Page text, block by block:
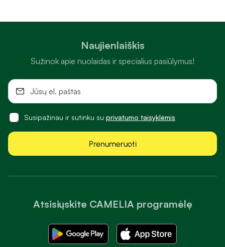
Atsisiųskite CAMELIA programėlę
Naujienlaiškis
Sužinok apie nuolaidas ir specialius pasiūlymus!
Susipažinau ir sutinku su privatumo taisyklėmis
Prenumeruoti